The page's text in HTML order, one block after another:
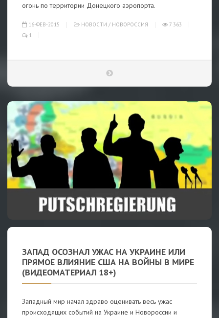
огонь по территории Донецкого аэропорта.
16-ФЕВ-2015 НОВОСТИ / НОВОРОССИЯ
7 363
1
ЗАПАД ОСОЗНАЛ УЖАС НА УКРАИНЕ ИЛИ
ПРЯМОЕ ВЛИЯНИЕ США НА ВОЙНЫ В МИРЕ
(ВИДЕОМАТЕРИАЛ 18+)
Западный мир начал здраво оценивать весь ужас
происходящих событий на Украине и Новороссии и